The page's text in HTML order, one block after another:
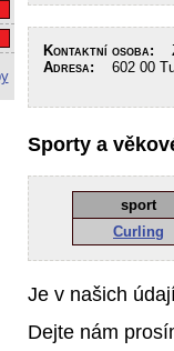
Kontaktní osoba:
Adresa: 602 00
Sporty a
sport
Curling
Je v našich
Dejte nám